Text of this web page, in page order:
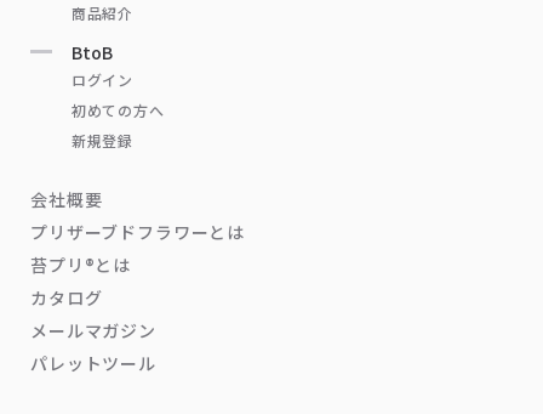
商品紹介
BtoB
ログイン
初めての方へ
新規登録
会社概要
プリザーブドフラワーとは
苔プリ®とは
カタログ
メールマガジン
パレットツール